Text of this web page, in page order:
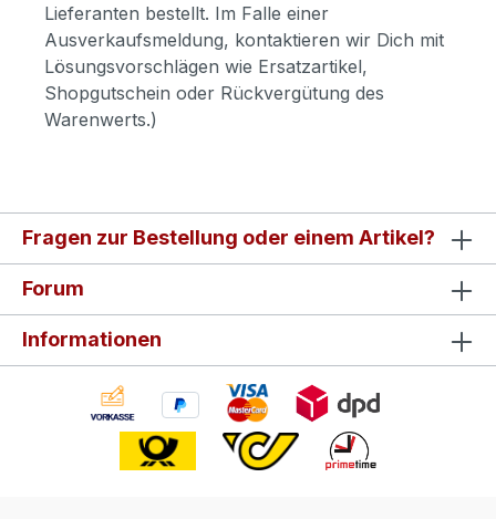
Lieferanten bestellt. Im Falle einer
Ausverkaufsmeldung, kontaktieren wir Dich mit
Lösungsvorschlägen wie Ersatzartikel,
Shopgutschein oder Rückvergütung des
Warenwerts.)
Fragen zur Bestellung oder einem Artikel?
Forum
Informationen